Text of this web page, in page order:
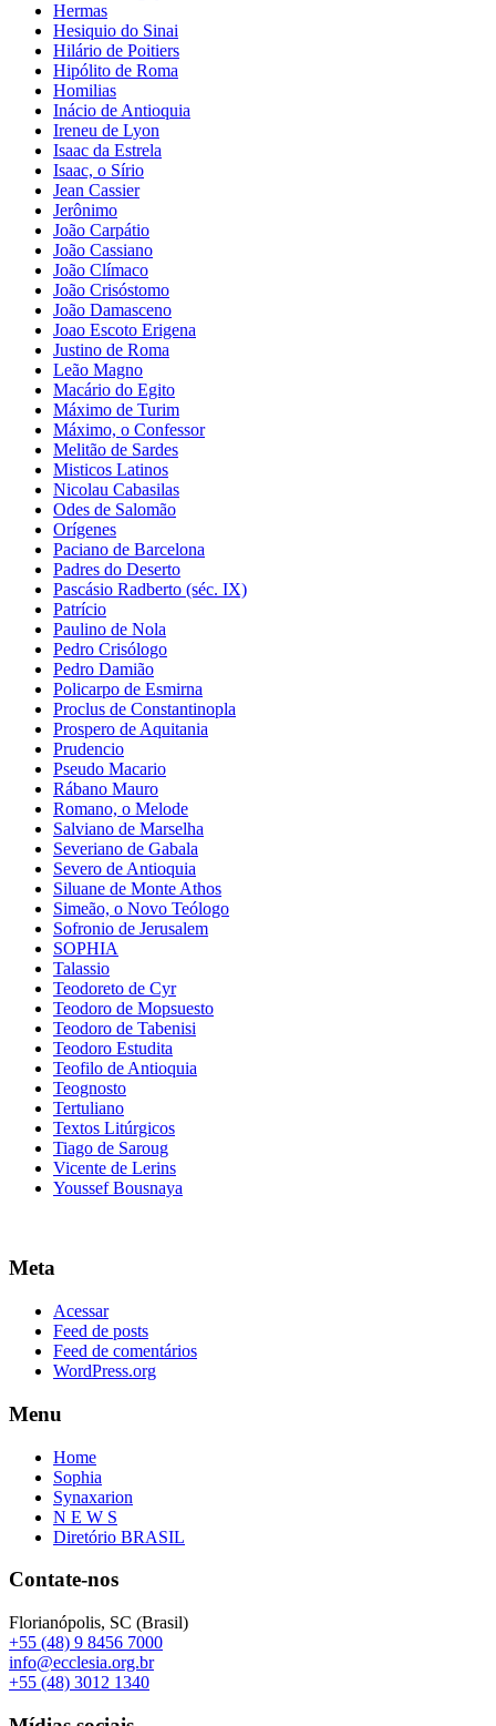
Hermas
Hesiquio do Sinai
Hilário de Poitiers
Hipólito de Roma
Homilias
Inácio de Antioquia
Ireneu de Lyon
Isaac da Estrela
Isaac, o Sírio
Jean Cassier
Jerônimo
João Carpátio
João Cassiano
João Clímaco
João Crisóstomo
João Damasceno
Joao Escoto Erigena
Justino de Roma
Leão Magno
Macário do Egito
Máximo de Turim
Máximo, o Confessor
Melitão de Sardes
Misticos Latinos
Nicolau Cabasilas
Odes de Salomão
Orígenes
Paciano de Barcelona
Padres do Deserto
Pascásio Radberto (séc. IX)
Patrício
Paulino de Nola
Pedro Crisólogo
Pedro Damião
Policarpo de Esmirna
Proclus de Constantinopla
Prospero de Aquitania
Prudencio
Pseudo Macario
Rábano Mauro
Romano, o Melode
Salviano de Marselha
Severiano de Gabala
Severo de Antioquia
Siluane de Monte Athos
Simeão, o Novo Teólogo
Sofronio de Jerusalem
SOPHIA
Talassio
Teodoreto de Cyr
Teodoro de Mopsuesto
Teodoro de Tabenisi
Teodoro Estudita
Teofilo de Antioquia
Teognosto
Tertuliano
Textos Litúrgicos
Tiago de Saroug
Vicente de Lerins
Youssef Bousnaya
Meta
Acessar
Feed de posts
Feed de comentários
WordPress.org
Menu
Home
Sophia
Synaxarion
N E W S
Diretório BRASIL
Contate-nos
Florianópolis, SC (Brasil)
+55 (48) 9 8456 7000
info@ecclesia.org.br
+55 (48) 3012 1340